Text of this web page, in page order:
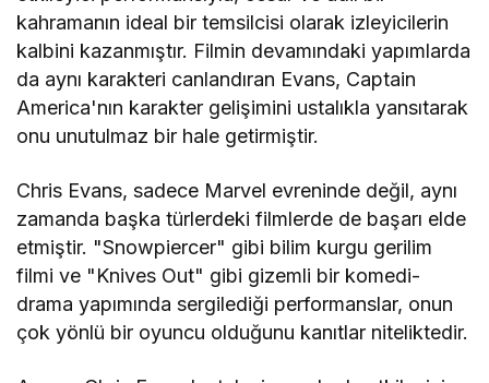
kahramanın ideal bir temsilcisi olarak izleyicilerin
kalbini kazanmıştır. Filmin devamındaki yapımlarda
da aynı karakteri canlandıran Evans, Captain
America'nın karakter gelişimini ustalıkla yansıtarak
onu unutulmaz bir hale getirmiştir.
Chris Evans, sadece Marvel evreninde değil, aynı
zamanda başka türlerdeki filmlerde de başarı elde
etmiştir. "Snowpiercer" gibi bilim kurgu gerilim
filmi ve "Knives Out" gibi gizemli bir komedi-
drama yapımında sergilediği performanslar, onun
çok yönlü bir oyuncu olduğunu kanıtlar niteliktedir.